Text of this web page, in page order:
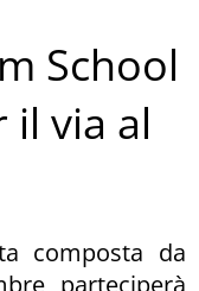
School
il via al
composta da
parteciperà